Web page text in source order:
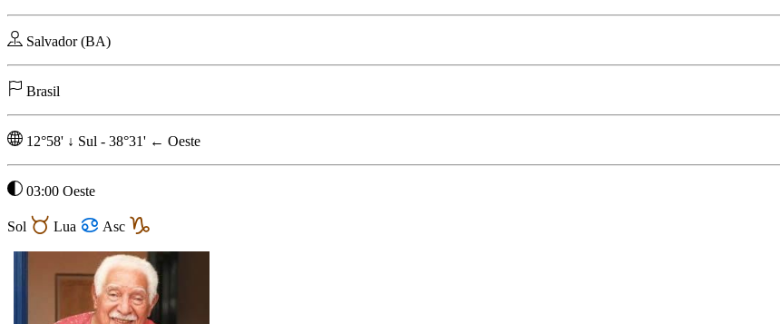
Salvador (BA)
Brasil
12°58' ↓ Sul - 38°31' ← Oeste
03:00 Oeste
Sol Lua Asc